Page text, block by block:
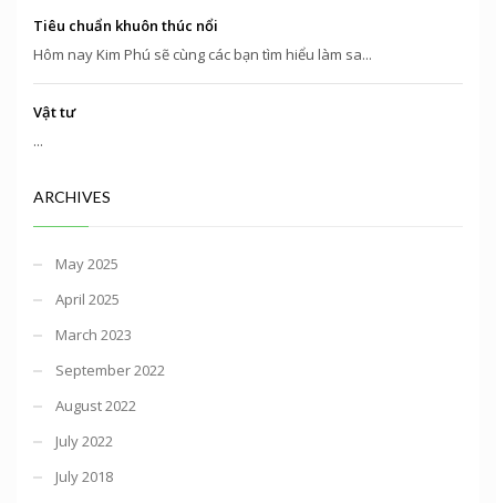
Tiêu chuẩn khuôn thúc nổi
Hôm nay Kim Phú sẽ cùng các bạn tìm hiểu làm sa...
Vật tư
...
ARCHIVES
May 2025
April 2025
March 2023
September 2022
August 2022
July 2022
July 2018